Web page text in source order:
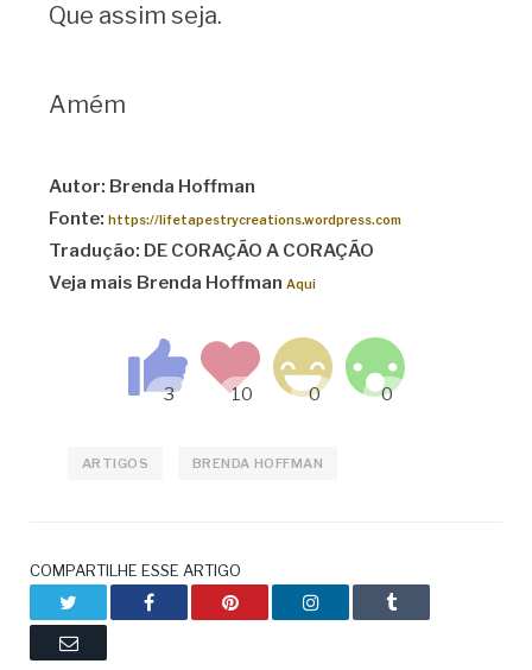
Que assim seja.
Amém
Autor: Brenda Hoffman
Fonte: https://lifetapestrycreations.wordpress.com
Tradução: DE CORAÇÃO A CORAÇÃO
Veja mais Brenda Hoffman Aqui
ARTIGOS BRENDA HOFFMAN
COMPARTILHE ESSE ARTIGO
Facebook Pinterest LinkedIn Tumblr
Email